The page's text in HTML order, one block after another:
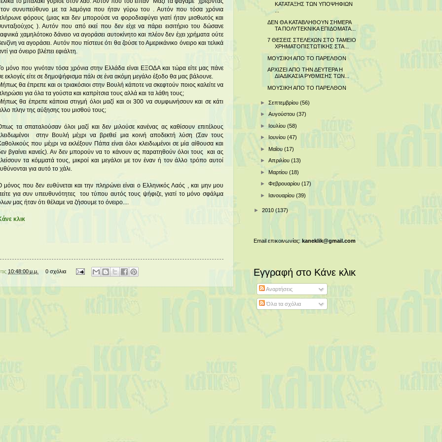
συνυπεύθυνο με τα λαμόγια που ήταν γύρω του . Αυτόν που τόσα χρόνια
φόρους (μιας και δεν μπορούσε να φοροδιαφύγει γιατί ήταν μισθωτός και
). Αυτόν που από εκεί που δεν είχε να πάρει εισιτήριο του δώσανε
χαμηλότοκο δάνειο να αγοράσει αυτοκίνητο και πλέον δεν έχει χρήματα ούτε
να αγοράσει. Αυτόν που πίστευε ότι θα ζούσε το Αμερικάνικο όνειρο και τελικά
για όνειρο βλέπει εφιάλτη.
μόνο που γινόταν τόσα χρόνια στην Ελλάδα είναι ΕΞΟΔΑ και τώρα είτε μας πάνε
εκλογές είτε σε δημοψήφισμα πάλι σε ένα ακόμη μεγάλο έξοδο θα μας βάλουνε.
θα έπρεπε και οι τριακόσιοι στην Βουλή κάποτε να σκεφτούν ποιος καλείτε να
για όλα τα γούστα και καπρίτσια τους αλλά και τα λάθη τους;
θα έπρεπε κάποια στιγμή όλοι μαζί και οι 300 να συμφωνήσουν και σε κάτι
πλην της αύξησης του μισθού τους;
τα σπαταλούσαν όλοι μαζί και δεν μιλούσε κανένας ας καθίσουν επιτέλους
στην Βουλή μέχρι να βρεθεί μια κοινή αποδεκτή λύση (Σαν τους
που μέχρι να εκλέξουν Πάπα είναι όλοι κλειδωμένοι σε μία αίθουσα και
βγαίνει κανείς). Αν δεν μπορούν να το κάνουν ας παρατηθούν όλοι τους και ας
τα κόμματά τους, μικροί και μεγάλοι με τον έναν ή τον άλλο τρόπο αυτοί
για αυτό το χάλι.
μόνος που δεν ευθύνεται και την πληρώνει είναι ο Ελληνικός Λαός , και μην μου
για συν υπευθυνότητες του τύπου αυτός τους ψήφιζε, γιατί το μόνο σφάλμα
μας ήταν ότι θέλαμε να ζήσουμε το όνειρο....
κλικ
10:48:00 μ.μ. 0 σχόλια
ΚΑΤΑΤΑΞΗΣ ΤΩΝ ΥΠΟΨΗΦΙΩΝ
ΔΕΝ ΘΑ ΚΑΤΑΒΛΗΘΟΥΝ ΣΗΜΕΡΑ
ΤΑ ΠΟΛΥΤΕΚΝΙΚΑ ΕΠΙΔΟΜΑΤΑ...
7 ΘΕΣΕΙΣ ΣΤΕΛΕΧΩΝ ΣΤΟ ΤΑΜΕΙΟ
ΧΡΗΜΑΤΟΠΙΣΤΩΤΙΚΗΣ ΣΤΑ...
ΜΟΥΣΙΚΗ ΑΠΟ ΤΟ ΠΑΡΕΛΘΟΝ
ΑΡΧΙΖΕΙ ΑΠΟ ΤΗΝ ΔΕΥΤΕΡΑ Η
ΔΙΑΔΙΚΑΣΙΑ ΡΥΘΜΙΣΗΣ ΤΩΝ...
ΜΟΥΣΙΚΗ ΑΠΟ ΤΟ ΠΑΡΕΛΘΟΝ
►Σεπτεμβρίου(56)
►Αυγούστου(37)
► Ιουλίου(58)
►
Ιουνίου(47)
► Μαΐου(17)
►Απριλίου(13)
► Μαρτίου(18)
►Φεβρουαρίου(17)
► Ιανουαρίου(39)
► 2010 (137)
Email επικοινωνίας: kaneklik@gmail.com
Εγγραφή στο Κάνε κλικ
Αναρτήσεις
Όλα τα σχόλια